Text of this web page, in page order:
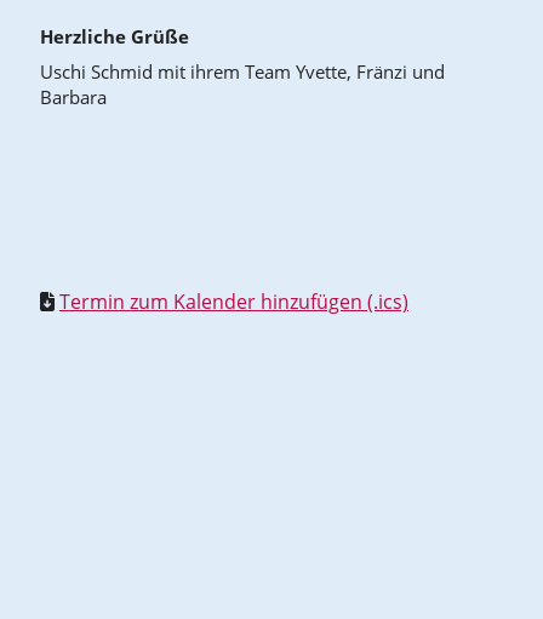
Herzliche Grüße
Uschi Schmid mit ihrem Team Yvette, Fränzi und
Barbara
Termin zum Kalender hinzufügen (.ics)